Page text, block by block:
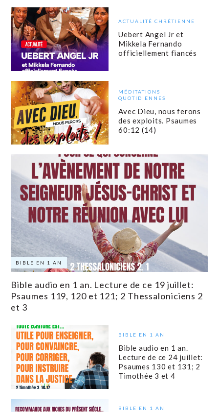
ACTUALITÉ CHRÉTIENNE
Uebert Angel Jr et
Mikkela Fernando
officiellement fiancés
MÉDITATIONS
QUOTIDIENNES
Avec Dieu, nous ferons
des exploits. Psaumes
60:12 (14)
BIBLE EN 1 AN
Bible audio en 1 an. Lecture de ce 19 juillet:
Psaumes 119, 120 et 121; 2 Thessaloniciens 2
et 3
BIBLE EN 1 AN
Bible audio en 1 an.
Lecture de ce 24 juillet:
Psaumes 130 et 131; 2
Timothée 3 et 4
BIBLE EN 1 AN